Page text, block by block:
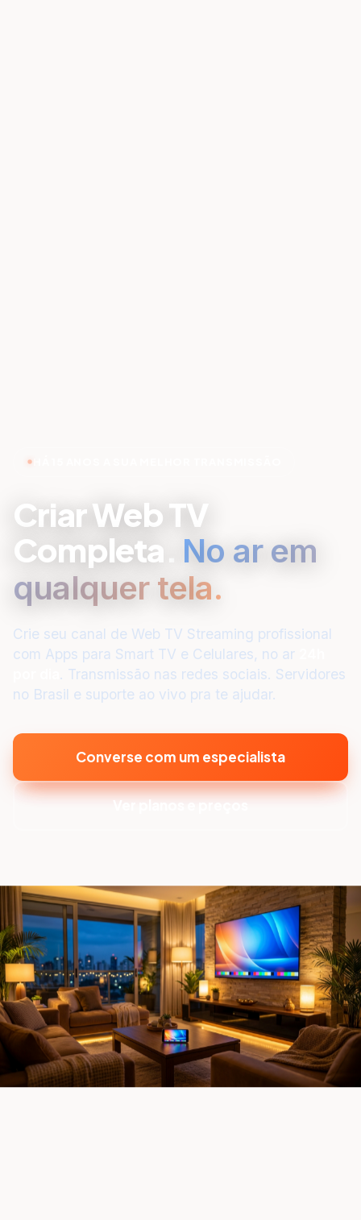
Criar Web TV
Completa. No ar em
qualquer tela.
Crie seu canal de Web TV Streaming profissional
com Apps para Smart TV e Celulares, no ar
. Transmissão nas redes sociais. Servidores
no Brasil e suporte ao vivo pra te ajudar.
Converse com um especialista
Ver planos e preços